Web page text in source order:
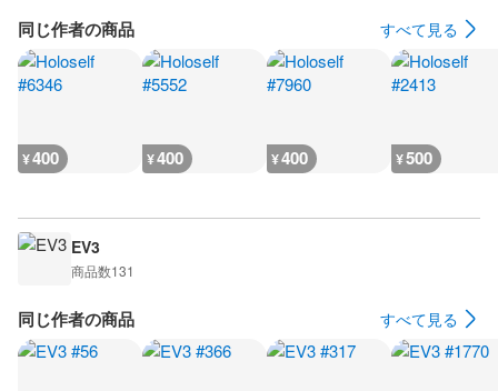
同じ作者の商品 すべて見る
¥400 ¥400 ¥400 ¥500
EV3
商品数131
同じ作者の商品 すべて見る